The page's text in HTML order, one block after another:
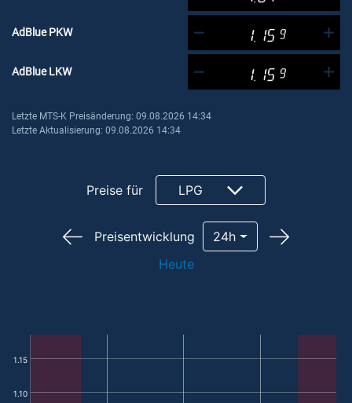
AdBlue PKW 1.15 9
AdBlue LKW 1.15 9
Letzte MTS-K Preisänderung: 09.08.2026 14:34
Letzte Aktualisierung: 09.08.2026 14:34
Preise für LPG
Preisentwicklung
24h
Heute
1.10
1.15